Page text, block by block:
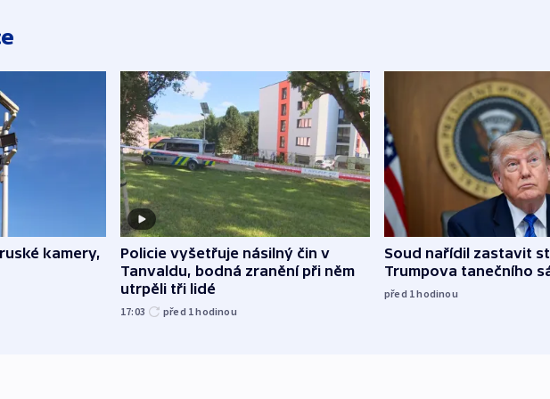
kamery,
Policie vyšetřuje násilný čin v
Tanvaldu, bodná zranění při něm
utrpěli tři lidé
17:03 před 1hodinou
Soud nařídil zastavit
Trumpova tanečního
před 1hodinou